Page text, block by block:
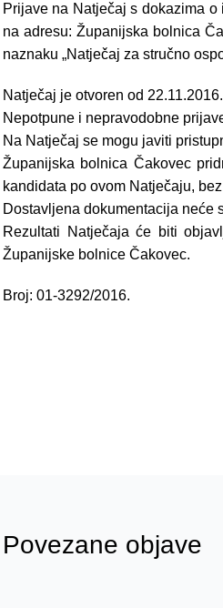
Prijave na Natječaj s dokazima
na adresu: Županijska bolnica
naznaku „Natječaj za stručno
Natječaj je otvoren od
Nepotpune i nepravodobne
Na Natječaj se mogu javiti
Županijska bolnica Čakovec
kandidata po ovom Natječaju,
Dostavljena dokumentacija neće
Rezultati Natječaja će biti
Županijske bolnice Čakovec.
Broj: 01-3292/2016.
Povezane objave